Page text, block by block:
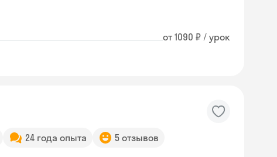
от 1090 ₽ / урок
24 года опыта 5 отзывов